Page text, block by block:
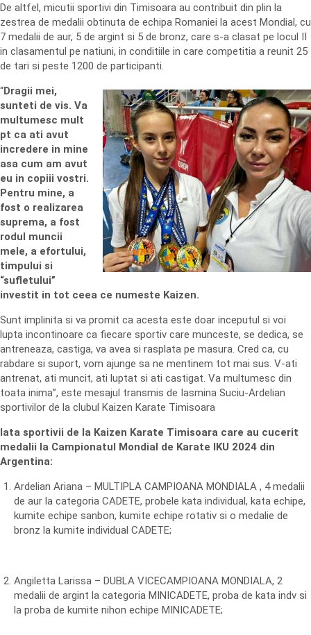
De altfel, micutii sportivi din Timisoara au contribuit din plin la
zestrea de medalii obtinuta de echipa Romaniei la acest Mondial, cu
7 medalii de aur, 5 de argint si 5 de bronz, care s-a clasat pe locul II
in clasamentul pe natiuni, in conditiile in care competitia a reunit 25
de tari si peste 1200 de participanti.
“Dragii mei,
sunteti de vis. Va
multumesc mult
pt ca ati avut
incredere in mine
asa cum am avut
eu in copiii vostri.
Pentru mine, a
fost o realizarea
suprema, a fost
rodul muncii
mele, a efortului,
timpului si
“sufletului”
investit in tot ceea ce numeste Kaizen.
Sunt implinita si va promit ca acesta este doar inceputul si voi
lupta incontinoare ca fiecare sportiv care munceste, se dedica, se
antreneaza, castiga, va avea si rasplata pe masura. Cred ca, cu
rabdare si suport, vom ajunge sa ne mentinem tot mai sus. V-ati
antrenat, ati muncit, ati luptat si ati castigat. Va multumesc din
toata inima”, este mesajul transmis de Iasmina Suciu-Ardelian
sportivilor de la clubul Kaizen Karate Timisoara
Iata sportivii de la Kaizen Karate Timisoara care au cucerit
medalii la Campionatul Mondial de Karate IKU 2024 din
Argentina:
Ardelian Ariana – MULTIPLA CAMPIOANA MONDIALA , 4 medalii
de aur la categoria CADETE, probele kata individual, kata echipe,
kumite echipe sanbon, kumite echipe rotativ si o medalie de
bronz la kumite individual CADETE;
Angiletta Larissa – DUBLA VICECAMPIOANA MONDIALA, 2
medalii de argint la categoria MINICADETE, proba de kata indv si
la proba de kumite nihon echipe MINICADETE;